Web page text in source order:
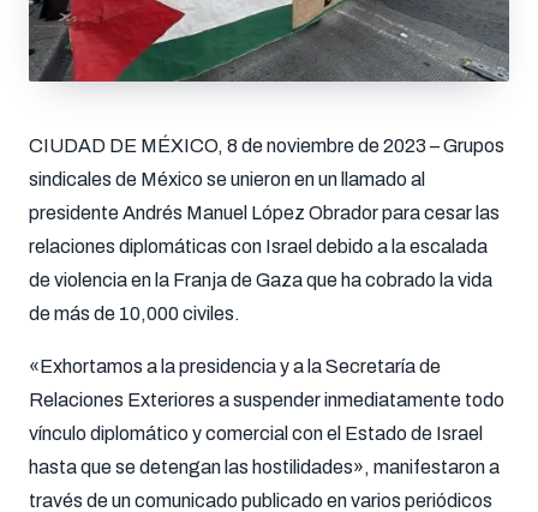
CIUDAD DE MÉXICO, 8 de noviembre de 2023 – Grupos
sindicales de México se unieron en un llamado al
presidente Andrés Manuel López Obrador para cesar las
relaciones diplomáticas con Israel debido a la escalada
de violencia en la Franja de Gaza que ha cobrado la vida
de más de 10,000 civiles.
«Exhortamos a la presidencia y a la Secretaría de
Relaciones Exteriores a suspender inmediatamente todo
vínculo diplomático y comercial con el Estado de Israel
hasta que se detengan las hostilidades», manifestaron a
través de un comunicado publicado en varios periódicos